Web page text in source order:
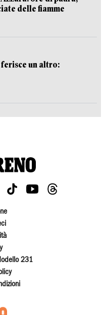
delle fiamme
ferisce un altro:
231